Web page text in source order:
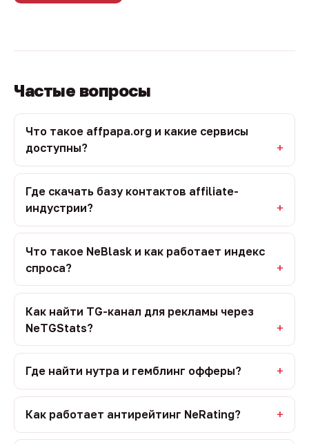
Частые вопросы
Что такое affpapa.org и какие сервисы
доступны?
Где скачать базу контактов affiliate-
индустрии?
Что такое NeBlask и как работает индекс
спроса?
Как найти TG-канал для рекламы через
NeTGStats?
Где найти нутра и гемблинг офферы?
Как работает антирейтинг NeRating?